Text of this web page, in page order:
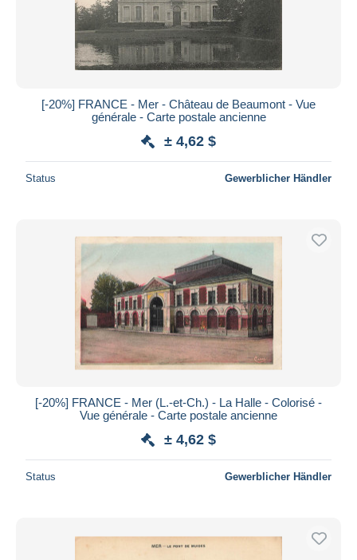
[-20%] FRANCE - Mer - Château de Beaumont - Vue
générale - Carte postale ancienne
± 4,62 $
Status Gewerblicher Händler
[-20%] FRANCE - Mer (L.-et-Ch.) - La Halle - Colorisé -
Vue générale - Carte postale ancienne
± 4,62 $
Status Gewerblicher Händler